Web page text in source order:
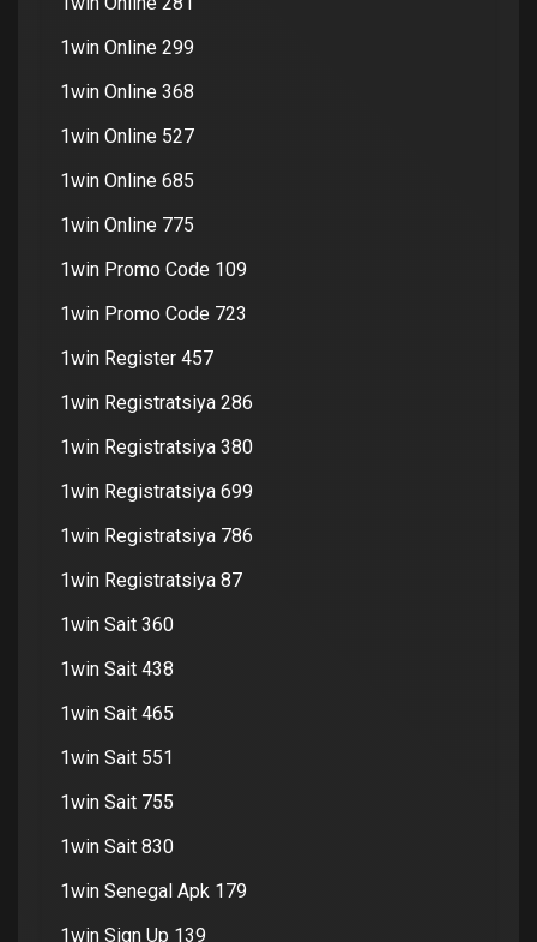
1win Online 299
1win Online 368
1win Online 527
1win Online 685
1win Online 775
1win Promo Code 109
1win Promo Code 723
1win Register 457
1win Registratsiya 286
1win Registratsiya 380
1win Registratsiya 699
1win Registratsiya 786
1win Registratsiya 87
1win Sait 360
1win Sait 438
1win Sait 465
1win Sait 551
1win Sait 755
1win Sait 830
1win Senegal Apk 179
1win Sign Up 139